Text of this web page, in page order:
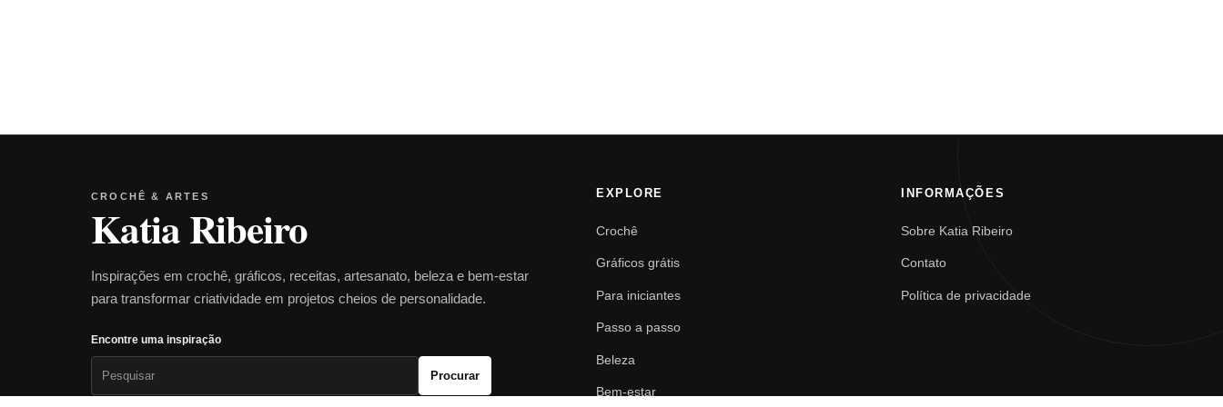
CROCHÊ & ARTES
Katia Ribeiro
Inspirações em crochê, gráficos, receitas, artesanato, beleza e bem-estar
para transformar criatividade em projetos cheios de personalidade.
Encontre uma inspiração
Procurar
EXPLORE
Crochê
Gráficos grátis
Para iniciantes
Passo a passo
Beleza
Bem-estar
INFORMAÇÕES
Sobre Katia Ribeiro
Contato
Política de privacidade